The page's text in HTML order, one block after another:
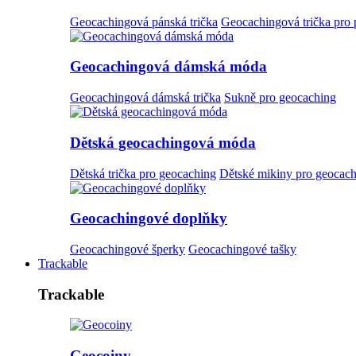
Geocachingová pánská trička Geocachingová trička
Geocachingová dámská móda
Geocachingová dámská trička Sukně pro geocaching
Dětská geocachingová móda
Dětská trička pro geocaching Dětské mikiny pro
Geocachingové doplňky
Geocachingové šperky Geocachingové tašky
Trackable
Trackable